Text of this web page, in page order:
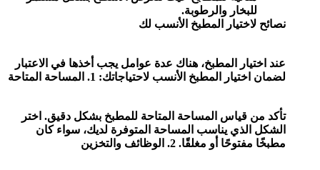
للبخار والرطوبة.
نصائح لاختيار المطبخ الأنسب لك
عند اختيار المطبخ، هناك عدة عوامل يجب أخذها في الاعتبار
لضمان اختيار المطبخ الأنسب لاحتياجاتك: 1. المساحة المتاحة
تأكد من قياس المساحة المتاحة للمطبخ بشكل دقيق. اختر
الشكل الذي يناسب المساحة المتوفرة لديك، سواء كان
مطبخًا مفتوحًا أو مغلقًا. 2. الوظائف والتخزين